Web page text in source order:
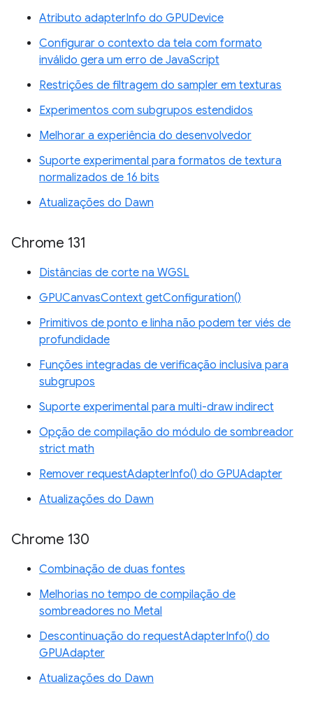
Atributo adapterInfo do GPUDevice
Configurar o contexto da tela com formato
inválido gera um erro de JavaScript
Restrições de filtragem do sampler em texturas
Experimentos com subgrupos estendidos
Melhorar a experiência do desenvolvedor
Suporte experimental para formatos de textura
normalizados de 16 bits
Atualizações do Dawn
Chrome 131
Distâncias de corte na WGSL
GPUCanvasContext getConfiguration()
Primitivos de ponto e linha não podem ter viés de
profundidade
Funções integradas de verificação inclusiva para
subgrupos
Suporte experimental para multi-draw indirect
Opção de compilação do módulo de sombreador
strict math
Remover requestAdapterInfo() do GPUAdapter
Atualizações do Dawn
Chrome 130
Combinação de duas fontes
Melhorias no tempo de compilação de
sombreadores no Metal
Descontinuação do requestAdapterInfo() do
GPUAdapter
Atualizações do Dawn